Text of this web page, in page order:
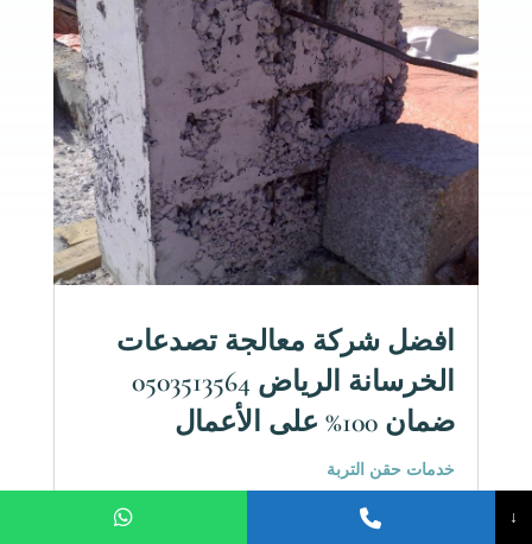
افضل شركة معالجة تصدعات
الخرسانة الرياض 0503513564
ضمان 100% على الأعمال
خدمات حقن التربة
تشققات الخرسانة مشكلة تزعج كل صاحب بيت أو
مبنى في الرياض. سواء كنت تلاحظ شروخ صغيرة في
↓